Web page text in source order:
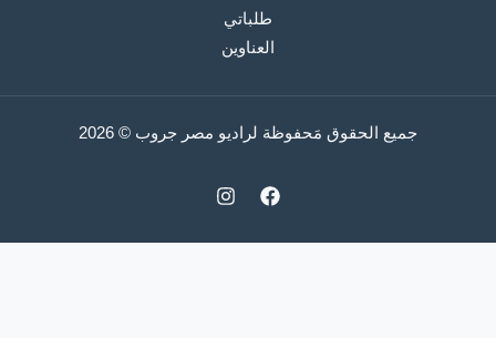
طلباتي
العناوين
جميع الحقوق مَحفوظة لراديو مصر جروب © 2026